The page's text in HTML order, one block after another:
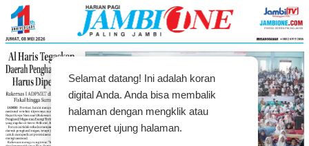
Selamat datang! Ini adalah koran
digital Anda. Anda bisa membalik
halaman dengan mengklik atau
menyeret ujung halaman.